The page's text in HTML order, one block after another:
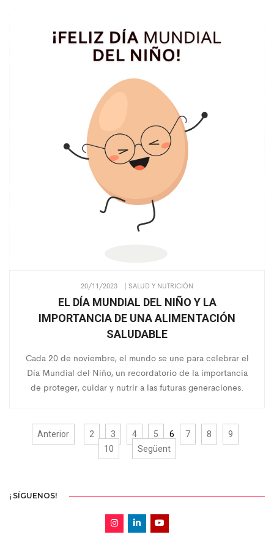
20/11/2023 | SALUD Y NUTRICIÓN
EL DÍA MUNDIAL DEL NIÑO Y LA
IMPORTANCIA DE UNA ALIMENTACIÓN
SALUDABLE
Cada 20 de noviembre, el mundo se une para celebrar el
Día Mundial del Niño, un recordatorio de la importancia
de proteger, cuidar y nutrir a las futuras generaciones.
Anterior 2 3 4 5 6 7 8
9
10
Següent
¡ SÍGUENOS!